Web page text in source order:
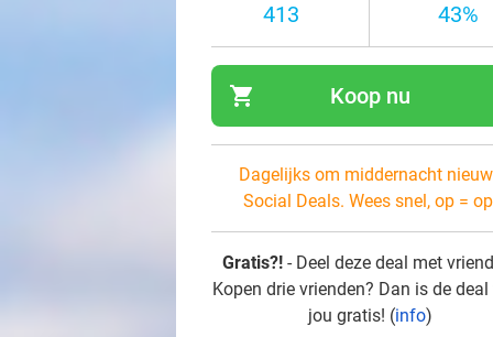
413
43%
shopping_cart Koop nu
Dagelijks om middernacht
Social Deals. Wees snel, op =
Gratis?! - Deel deze deal met
Kopen drie vrienden? Dan is de
jou gratis! (info)